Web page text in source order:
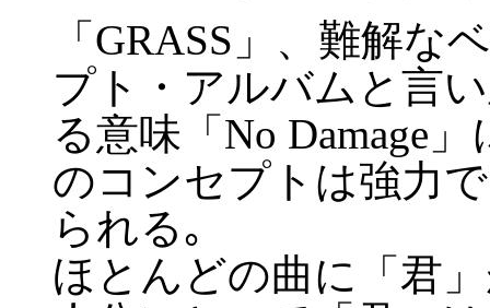
「GRASS」、難解
プト・アルバムと言
る意味「No Damage
のコンセプトは強力
られる｡
ほとんどの曲に「君